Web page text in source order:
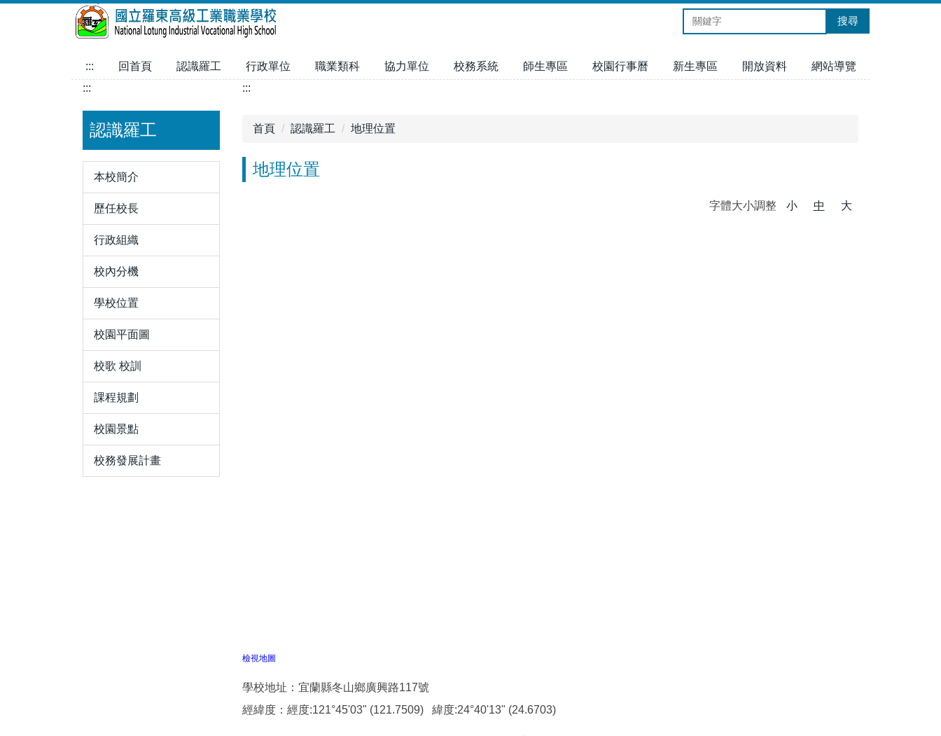
搜尋
::: 回首頁 認識羅工 行政單位 職業類科 協力單位 校務系統 師生專區 校園行事曆 新生專區 開放資料
網站導覽
:::
認識羅工
本校簡介
歷任校長
行政組織
校內分機
學校位置
校園平面圖
校歌 校訓
課程規劃
校園景點
校務發展計畫
:::
首頁 認識羅工 地理位置
地理位置
字體大小調整 小 中 大
檢視地圖
學校地址：宜蘭縣冬山鄉廣興路117號
經緯度：經度:121°45'03" (121.7509) 緯度:24°40'13" (24.6703)